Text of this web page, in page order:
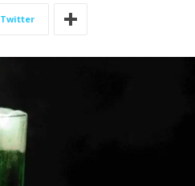
Twitter